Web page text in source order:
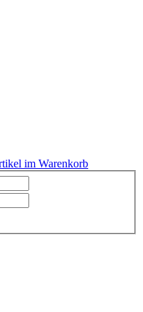
im Warenkorb